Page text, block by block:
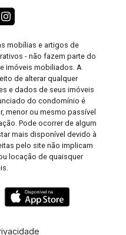
mobílias e artigos de
- não fazem parte do
imóveis mobiliados. A
de alterar qualquer
e dados de seus imóveis
do condomínio é
menor ou mesmo passível
Pode ocorrer de algum
mais disponível devido à
pelo site não implicam
locação de quaisquer